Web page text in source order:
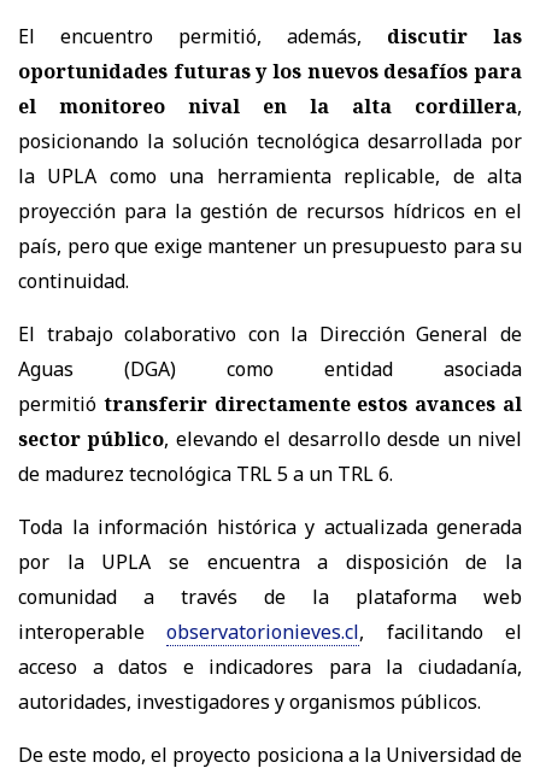
El encuentro permitió, además,
discutir las
oportunidades futuras y los nuevos desafíos para
el monitoreo nival en la alta cordillera,
posicionando la solución tecnológica desarrollada por
la UPLA como una herramienta replicable, de alta
proyección para la gestión de recursos hídricos en el
país, pero que exige mantener un presupuesto para su
continuidad.
El trabajo colaborativo con la Dirección General de
Aguas (DGA) como entidad asociada
permitió transferir directamente estos avances al
sector público, elevando el desarrollo desde un nivel
de madurez tecnológica TRL 5 a un TRL 6.
Toda la información histórica y actualizada generada
por la UPLA se encuentra a disposición de la
comunidad a través de la plataforma web
interoperable
observatorionieves.cl, facilitando el
acceso a datos e indicadores para la ciudadanía,
autoridades, investigadores y organismos públicos.
De este modo, el proyecto posiciona a la Universidad de